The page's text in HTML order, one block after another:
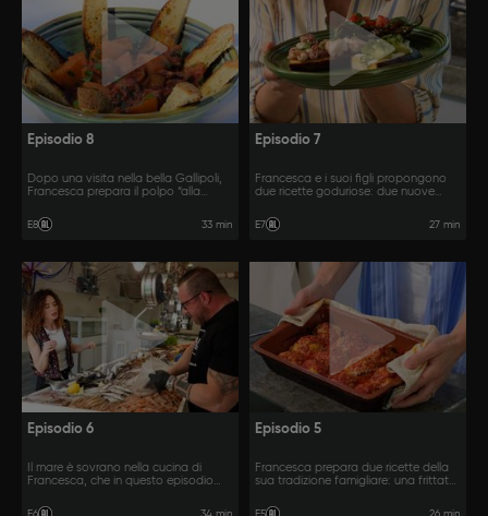
Episodio 8
Dopo una visita nella bella Gallipoli,
Francesca prepara il polpo “alla
salva tempo: i gamberoni al sale.
E8 33 min
Episodio 7
Francesca e i suoi figli propongono
due ricette goduriose: due nuove
polpettoni di Nonna Adele.
E7 27 min
Episodio 6
Il mare è sovrano nella cucina di
Francesca, che in questo episodio
pescatora e la parmigiana di mare.34 min
Episodio 5
Francesca prepara due ricette della
sua tradizione famigliare: una frittata,
delle speciali polpette.
26 min